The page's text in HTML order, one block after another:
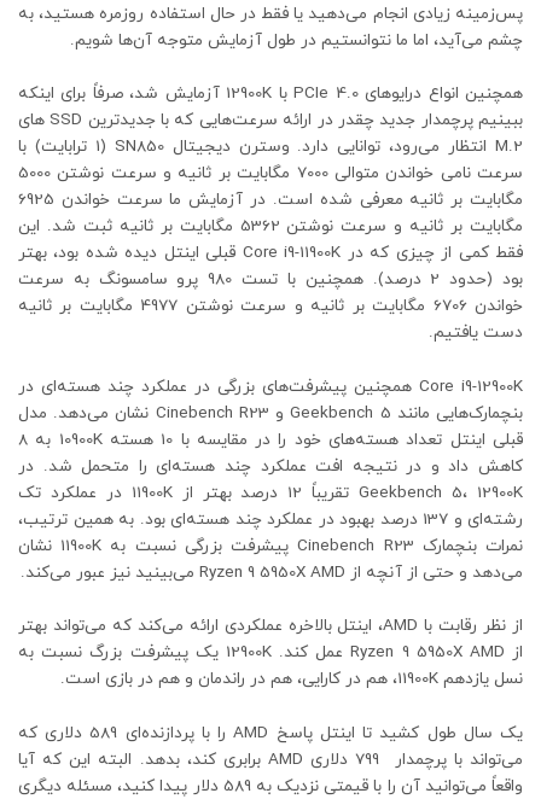
پس‌زمینه زیادی انجام می‌دهید یا فقط در حال استفاده روزمره هستید، به
چشم می‌آید، اما ما نتوانستیم در طول آزمایش متوجه آن‌ها شویم.
همچنین انواع درایوهای PCIe 4.0 با 12900K آزمایش شد، صرفاً برای اینکه
ببینیم پرچمدار جدید چقدر در ارائه سرعت‌هایی که با جدیدترین SSD های
M.2 انتظار می‌رود، توانایی دارد. وسترن دیجیتال SN850 (1 ترابایت) با
سرعت نامی خواندن متوالی 7000 مگابایت بر ثانیه و سرعت نوشتن 5000
مگابایت بر ثانیه معرفی شده است. در آزمایش ما سرعت خواندن 6925
مگابایت بر ثانیه و سرعت نوشتن 5362 مگابایت بر ثانیه ثبت شد. این
فقط کمی از چیزی که در Core i9-11900K قبلی اینتل دیده شده بود، بهتر
بود (حدود 2 درصد). همچنین با تست 980 پرو سامسونگ به سرعت
خواندن 6706 مگابایت بر ثانیه و سرعت نوشتن 4977 مگابایت بر ثانیه
دست یافتیم.
Core i9-12900K همچنین پیشرفت‌های بزرگی در عملکرد چند هسته‌ای در
بنچمارک‌هایی مانند Geekbench 5 و Cinebench R23 نشان می‌دهد. مدل
قبلی اینتل تعداد هسته‌های خود را در مقایسه با 10 هسته 10900K به 8
کاهش داد و در نتیجه افت عملکرد چند هسته‌ای را متحمل شد. در
Geekbench 5، 12900K تقریباً 12 درصد بهتر از 11900K در عملکرد تک
رشته‌ای و 137 درصد بهبود در عملکرد چند هسته‌ای بود. به همین ترتیب،
نمرات بنچمارک Cinebench R23 پیشرفت بزرگی نسبت به 11900K نشان
می‌دهد و حتی از آنچه از Ryzen 9 5950X AMD می‌بینید نیز عبور می‌کند.
از نظر رقابت با AMD، اینتل بالاخره عملکردی ارائه می‌کند که می‌تواند بهتر
از Ryzen 9 5950X AMD عمل کند. 12900K یک پیشرفت بزرگ نسبت به
نسل یازدهم 11900K، هم در کارایی، هم در راندمان و هم در بازی است.
یک سال طول کشید تا اینتل پاسخ AMD را با پردازنده‌ای 589 دلاری که
می‌تواند با پرچمدار 799 دلاری AMD برابری کند، بدهد. البته این که آیا
واقعاً می‌توانید آن را با قیمتی نزدیک به 589 دلار پیدا کنید، مسئله دیگری